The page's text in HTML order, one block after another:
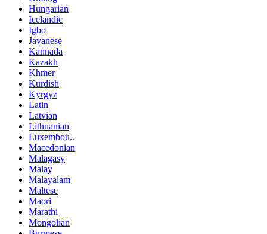
Hungarian
Icelandic
Igbo
Javanese
Kannada
Kazakh
Khmer
Kurdish
Kyrgyz
Latin
Latvian
Lithuanian
Luxembou..
Macedonian
Malagasy
Malay
Malayalam
Maltese
Maori
Marathi
Mongolian